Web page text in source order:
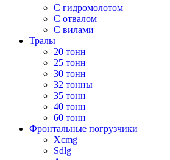
С гидромолотом
С отвалом
С вилами
Тралы
20 тонн
25 тонн
30 тонн
32 тонны
35 тонн
40 тонн
60 тонн
Фронтальные погрузчики
Xcmg
Sdlg